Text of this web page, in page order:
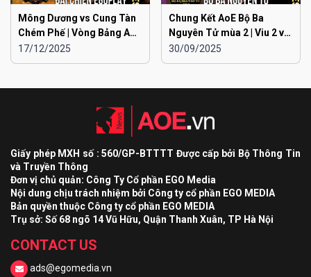
Mông Dương vs Cung Tàn
Chém Phế | Vòng Bảng AoE
Toàn Quốc Đại Chiến
EGOPLAY mùa 2
17/12/2025
Chung Kết AoE Bộ Ba
Nguyên Tử mùa 2 | Viu 2 vs
Viu 1
30/09/2025
Giấy phép MXH số : 560/GP-BTTTT Được cấp bởi Bộ Thông Tin
và Truyền Thông
Đơn vị chủ quản: Công Ty Cổ phần EGO Media
Nội dung chịu trách nhiệm bởi Công ty cổ phần EGO MEDIA
Bản quyền thuộc Công ty cổ phần EGO MEDIA
Trụ sở: Số 68 ngõ 14 Vũ Hữu, Quận Thanh Xuân, TP Hà Nội
CONTACT US
ads@egomedia.vn